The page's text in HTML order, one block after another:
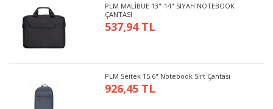
PLM MALİBUE 13"-14" SIYAH NOTEBOOK
ÇANTASI
537,94 TL
PLM Seitek 15.6" Notebook Sırt Çantası
926,45 TL